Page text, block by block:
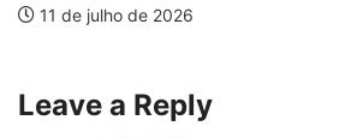
11 de julho de 2026
Leave a Reply